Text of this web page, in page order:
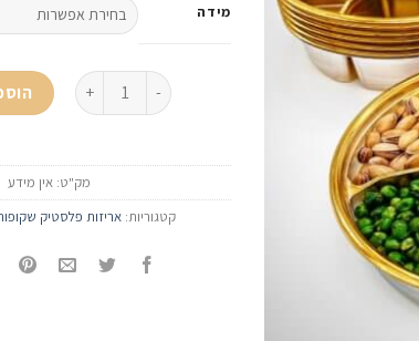
מידה
כמות של קופסא מחולקת
מק"ט:אין מידע
קטגוריות:אריזות פלסטיק